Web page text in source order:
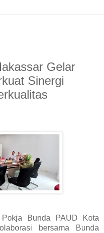
Gelar
Sinergi
Pokja Bunda PAUD Kota
bersama Bunda